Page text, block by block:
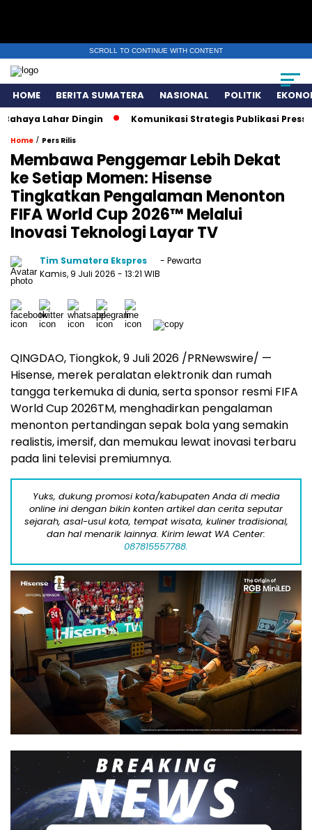
SCROLL TO CONTINUE WITH CONTENT
HOME BERITA SUMATERA NASIONAL POLITIK
Lahar Dingin Komunikasi Strategis Publikasi Press
Home / Pers Rilis
Membawa Penggemar Lebih Dekat
ke Setiap Momen: Hisense
Tingkatkan Pengalaman Menonton
FIFA World Cup 2026™ Melalui
Inovasi Teknologi Layar TV
Tim Sumatera Ekspres
- Pewarta
Kamis, 9 Juli 2026 - 13:21 WIB
QINGDAO, Tiongkok, 9 Juli 2026 /PRNewswire/ —
Hisense, merek peralatan elektronik dan rumah
tangga terkemuka di dunia, serta sponsor resmi FIFA
World Cup 2026TM, menghadirkan pengalaman
menonton pertandingan sepak bola yang semakin
realistis, imersif, dan memukau lewat inovasi terbaru
pada lini televisi premiumnya.
Yuks, dukung promosi kota/kabupaten Anda di media
online ini dengan bikin konten artikel dan cerita seputar
sejarah, asal-usul kota, tempat wisata, kuliner tradisional,
dan hal menarik lainnya. Kirim lewat WA Center:
087815557788.